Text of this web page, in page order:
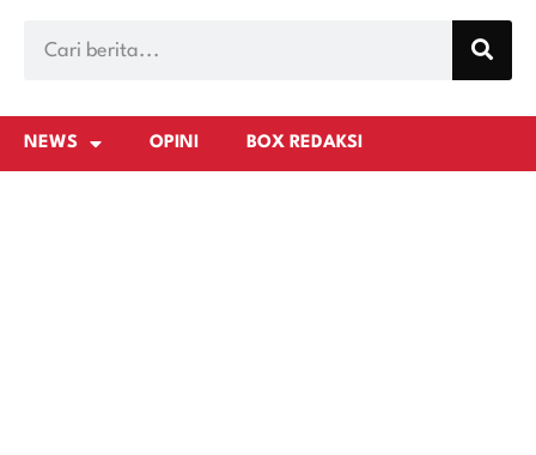
NEWS OPINI BOX REDAKSI